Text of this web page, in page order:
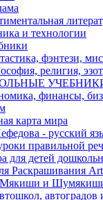
и технологии
фэнтези,
религия,
финансы,
карта мира
- русский
правильной
для детей
Раскрашивания
и Шумякиши